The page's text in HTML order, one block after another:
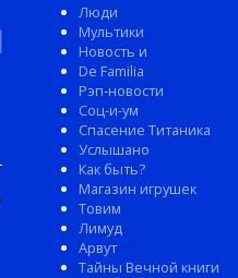
Люди
Мультики
Новость и
De Familia
Рэп-новости
Соц-и-ум
Спасение Титаника
Услышано
Как быть?
Магазин игрушек
Товим
Лимуд
Арвут
Тайны Вечной книги